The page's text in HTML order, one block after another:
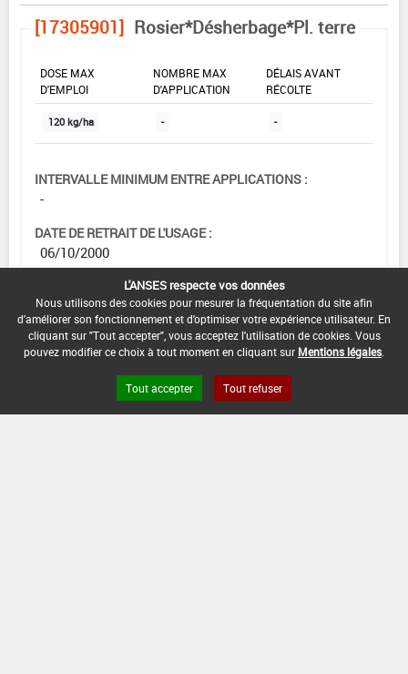
[17305901] Rosier*Désherbage*Pl. terre
DOSE MAX
D'EMPLOI
NOMBRE MAX
D'APPLICATION
DÉLAIS AVANT
RÉCOLTE
120 kg/ha - -
INTERVALLE MINIMUM ENTRE APPLICATIONS :
-
DATE DE RETRAIT DE L'USAGE :
06/10/2000
DATE DE FIN DE DISTRIBUTION :
-
DATE DE FIN D'UTILISATION :
-
L'ANSES respecte vos données
Nous utilisons des cookies pour mesurer la fréquentation du site afin
d'améliorer son fonctionnement et d'optimiser votre expérience utilisateur. En
cliquant sur "Tout accepter", vous acceptez l'utilisation de cookies. Vous
pouvez modifier ce choix à tout moment en cliquant sur Mentions légales
Tout accepter Tout refuser